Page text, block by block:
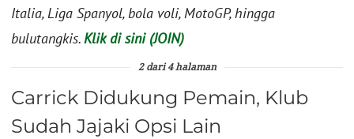
Italia, Liga Spanyol, bola voli, MotoGP, hingga
bulutangkis.Klik di sini (JOIN)
2 dari 4 halaman
Carrick Didukung Pemain, Klub
Sudah Jajaki Opsi Lain